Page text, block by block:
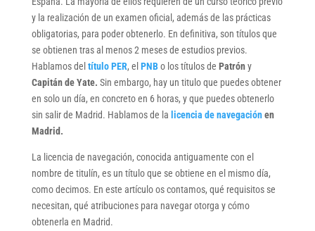
y la realización de un examen oficial, además de las prácticas
obligatorias, para poder obtenerlo. En definitiva, son títulos que
se obtienen tras al menos 2 meses de estudios previos.
Hablamos del título PER, el PNBo los títulos de Patróny
Capitán de Yate. Sin embargo, hay un titulo que puedes obtener
en solo un día, en concreto en 6 horas, y que puedes obtenerlo
sin salir de Madrid. Hablamos de la licencia de navegaciónen
Madrid.
La licencia de navegación, conocida antiguamente con el
nombre de titulín, es un título que se obtiene en el mismo día,
como decimos. En este artículo os contamos, qué requisitos se
necesitan, qué atribuciones para navegar otorga y cómo
obtenerla en Madrid.